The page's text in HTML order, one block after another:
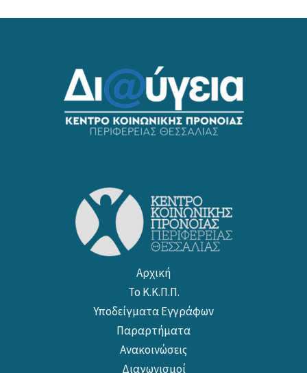
Αρχική
Το Κ.Κ.Π.Π.
Υποδείγματα Εγγράφων
Παραρτήματα
Ανακοινώσεις
Διαγωνισμοί